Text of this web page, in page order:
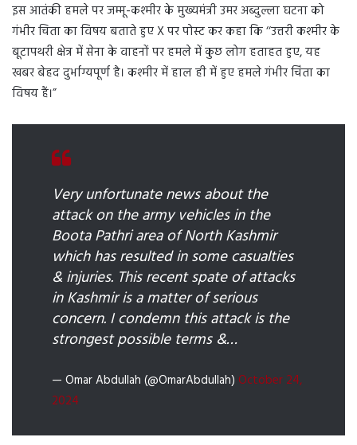
इस आतंकी हमले पर जम्मू-कश्मीर के मुख्यमंत्री उमर अब्दुल्ला घटना को
गंभीर चिता का विषय बताते हुए X पर पोस्ट कर कहा कि ‘‘उत्तरी कश्मीर के
बूटापथरी क्षेत्र में सेना के वाहनों पर हमले में कुछ लोग हताहत हुए, यह
खबर बेहद दुर्भाग्यपूर्ण है। कश्मीर में हाल ही में हुए हमले गंभीर चिंता का
विषय हैं।”
Very unfortunate news about the
attack on the army vehicles in the
Boota Pathri area of North Kashmir
which has resulted in some casualties
& injuries. This recent spate of attacks
in Kashmir is a matter of serious
concern. I condemn this attack is the
strongest possible terms &…
— Omar Abdullah (@OmarAbdullah) October 24,
2024